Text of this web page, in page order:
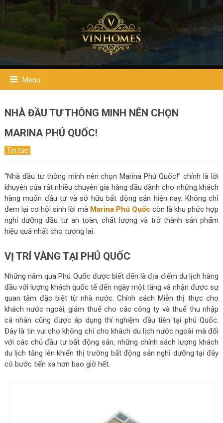
Menu
NHÀ ĐẦU TƯ THÔNG MINH NÊN CHỌN
MARINA PHÚ QUỐC!
Tin tức
“Nhà đầu tư thông minh nên chọn Marina Phú Quốc!” chính là lời
khuyên của rất nhiều chuyên gia hàng đầu dành cho những khách
hàng muốn đầu tư và sở hữu bất động sản hiện nay. Không chỉ
đem lại cơ hội sinh lời mà Marina Phú Quốc còn là khu phức hợp
nghỉ dưỡng đầu tư an toàn, chất lượng và trở thành sản phẩm
hiệu quả nhất cho tương lai.
VỊ TRÍ VÀNG TẠI PHÚ QUỐC
Những năm qua Phú Quốc được biết đến là địa điểm du lịch hàng
đầu với lượng khách quốc tế đến ngày một tăng và nhận được sự
quan tâm đặc biệt từ nhà nước. Chính sách Miễn thị thực cho
khách nước ngoài, giảm thuế cho các công ty và thuế thu nhập
cá nhân cũng được áp dụng thí nghiệm đầu tiên tại phú Quốc.
Đây là tin vui cho không chỉ cho khách du lịch nước ngoài mà đối
với các chủ đầu tư bất động sản, những chính sách lượng khách
du lịch tăng lên khiến thị trường bất động sản nghỉ dưỡng tại đây
có bước tiến xa hơn bao giờ hết.